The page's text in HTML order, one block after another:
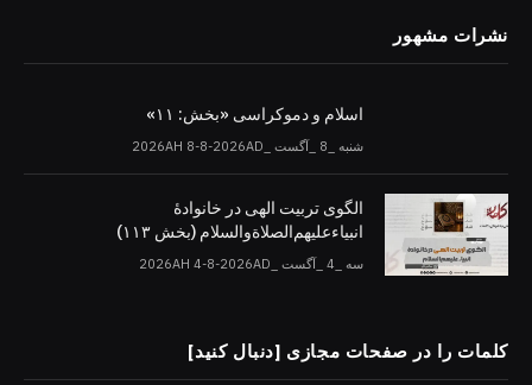
نشرات مشهور
اسلام و دموکراسی «بخش: ۱۱»
شنبه _8 _آگست _2026AH 8-8-2026AD
الگوی تربیت الهی در خانوادۀ
انبیاءعلیهم‌الصلاةو‌السلام (بخش ۱۱۳)
سه _4 _آگست _2026AH 4-8-2026AD
کلمات را در صفحات مجازی [دنبال کنید]